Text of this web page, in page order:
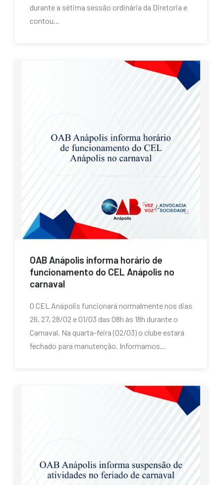
durante a sétima sessão ordinária da Diretoria e
contou...
OAB Anápolis informa horário de
funcionamento do CEL Anápolis no
carnaval
O CEL Anápolis funcionará normalmente nos dias
26, 27, 28/02 e 01/03 das 08h às 18h durante o
Carnaval. Na quarta-feira (02/03) o clube estará
fechado para manutenção. Informamos...